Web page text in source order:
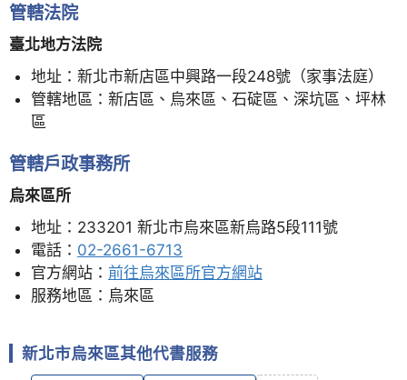
管轄法院
臺北地方法院
地址：新北市新店區中興路一段248號（家事法庭）
管轄地區：新店區、烏來區、石碇區、深坑區、坪林
區
管轄戶政事務所
烏來區所
地址：233201 新北市烏來區新烏路5段111號
電話： 02-2661-6713
官方網站： 前往烏來區所官方網站
服務地區：烏來區
新北市烏來區其他代書服務